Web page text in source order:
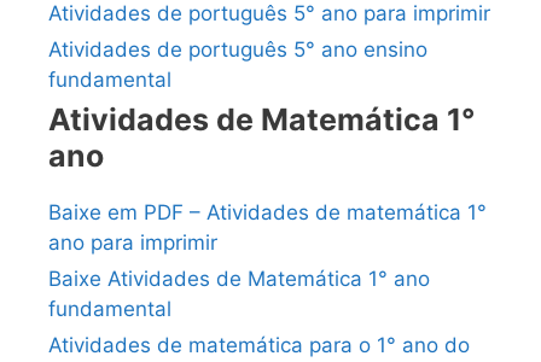
Atividades de português 5° ano para imprimir
Atividades de português 5° ano ensino
fundamental
Atividades de Matemática 1°
ano
Baixe em PDF – Atividades de matemática 1°
ano para imprimir
Baixe Atividades de Matemática 1° ano
fundamental
Atividades de matemática para o 1° ano do